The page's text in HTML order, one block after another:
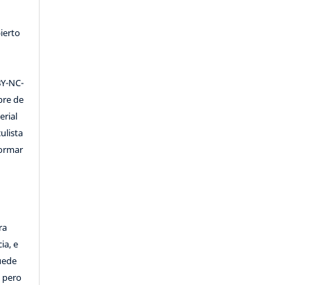
NC-
de
e
pero